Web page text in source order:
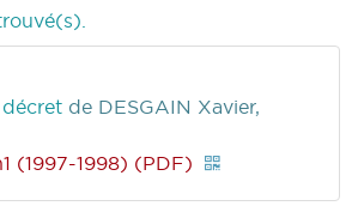
de DESGAIN Xavier,
(1997-1998) (PDF)